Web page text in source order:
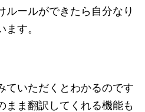
ルールができたら自分なり
す。
ていただくとわかるのです
まま翻訳してくれる機能も